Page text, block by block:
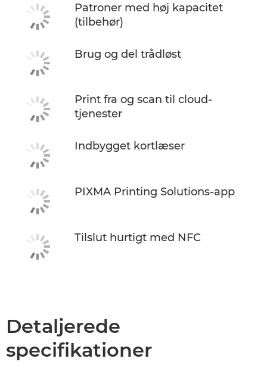
Patroner med høj kapacitet
(tilbehør)
Brug og del trådløst
Print fra og scan til cloud-
tjenester
Indbygget kortlæser
PIXMA Printing Solutions-app
Tilslut hurtigt med NFC
Detaljerede
specifikationer